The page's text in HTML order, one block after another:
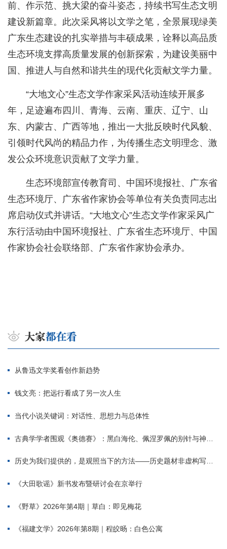
前、作示范、挑大梁的奋斗姿态，持续书写生态文明
建设新篇章。此次采风将以文学之笔，全景展现绿美
广东生态建设的扎实举措与丰硕成果，诠释以高品质
生态环境支撑高质量发展的创新探索，为建设美丽中
国、推进人与自然和谐共生的现代化贡献文学力量。
“大地文心”生态文学作家采风活动连续开展多
年，足迹遍布四川、青海、云南、重庆、辽宁、山
东、内蒙古、广西等地，推出一大批反映时代风貌、
引领时代风尚的精品力作，为传播生态文明理念、激
发公众环境意识贡献了文学力量。
生态环境部宣传教育司、中国环境报社、广东省
生态环境厅、广东省作家协会等单位有关负责同志出
席启动仪式并讲话。“大地文心”生态文学作家采风广
东行活动由中国环境报社、广东省生态环境厅、中国
作家协会社会联络部、广东省作家协会承办。
从鲁迅文学奖看创作新趋势
钱文亮：把远行看成了另一次人生
当代小说关键词：对话性、思想力与总体性
古典学学者围观《奥德赛》：黑白海伦、佩涅罗佩的别针与神秘入侵者
历史为我们提供的，是观照当下的方法——历史题材非虚构写作多人谈
《大田歌谣》新书发布暨研讨会在京举行
《野草》2026年第4期｜草白：即见梅花
《福建文学》2026年第8期｜程皎旸：白色公寓